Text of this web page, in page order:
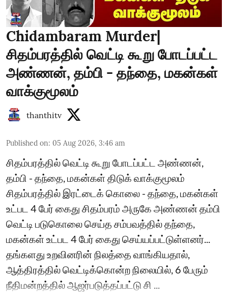
Chidambaram Murder|
சிதம்பரத்தில் வெட்டி கூறு போடப்பட்ட
அண்ணன், தம்பி - தந்தை, மகன்கள்
வாக்குமூலம்
thanthitv
Published on: 05 Aug 2026, 3:46 am
சிதம்பரத்தில் வெட்டி கூறு போடப்பட்ட அண்ணன்,
தம்பி - தந்தை, மகன்கள் திடுக் வாக்குமூலம்
சிதம்பரத்தில் இரட்டைக் கொலை - தந்தை, மகன்கள்
உட்பட 4 பேர் கைது சிதம்பரம் அருகே அண்ணன் தம்பி
வெட்டி படுகொலை செய்த சம்பவத்தில் தந்தை,
மகன்கள் உட்பட 4 பேர் கைது செய்யப்பட்டுள்ளனர்...
தங்களது உறவினரின் நிலத்தை வாங்கியதால்,
ஆத்திரத்தில் வெட்டிக்கொன்ற நிலையில், 6 பேரும்
நீதிமன்றத்தில் ஆஜர்படுத்தப்பட்டு சி ...